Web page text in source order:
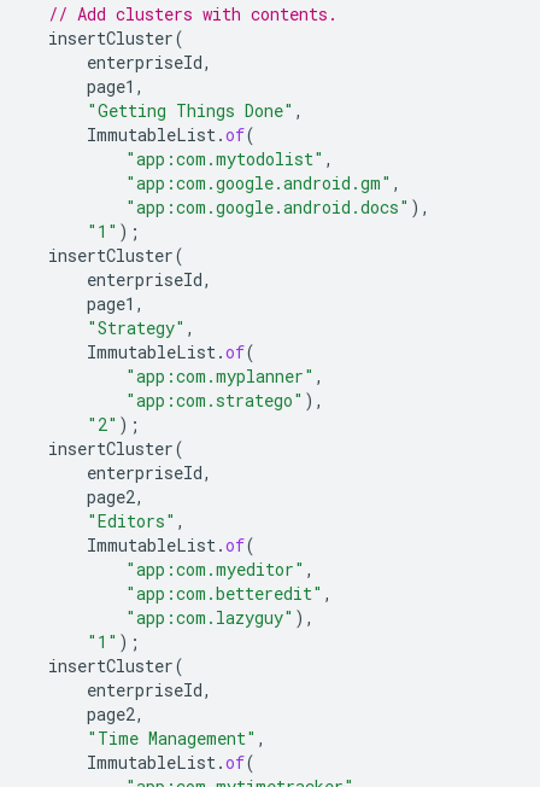
// Add clusters with contents.
insertCluster(
enterpriseId,
page1 ,
"Getting Things Done" ,
ImmutableList .of(
"app:com.mytodolist" ,
"app:com.google.android.gm" ,
"app:com.google.android.docs" ),
"1" );
insertCluster(
enterpriseId,
page1 ,
"Strategy" ,
ImmutableList .of(
"app:com.myplanner" ,
"app:com.stratego" ),
"2" );
insertCluster(
enterpriseId,
page2,
"Editors" ,
ImmutableList .of(
"app:com.myeditor" ,
"app:com.betteredit" ,
"app:com.lazyguy" ),
"1" );
insertCluster(
enterpriseId,
page2,
"Time Management" ,
ImmutableList .of(